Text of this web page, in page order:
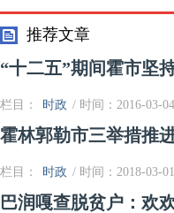
宣传活动
推荐文章
“十二五”期间霍市坚
栏目： 时政 / 时间：2016-03-04
霍林郭勒市三举措推
栏目： 时政 / 时间：2018-03-01
巴润嘎查脱贫户：欢